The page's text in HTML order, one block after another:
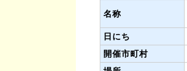
名称
日にち
開催市町村